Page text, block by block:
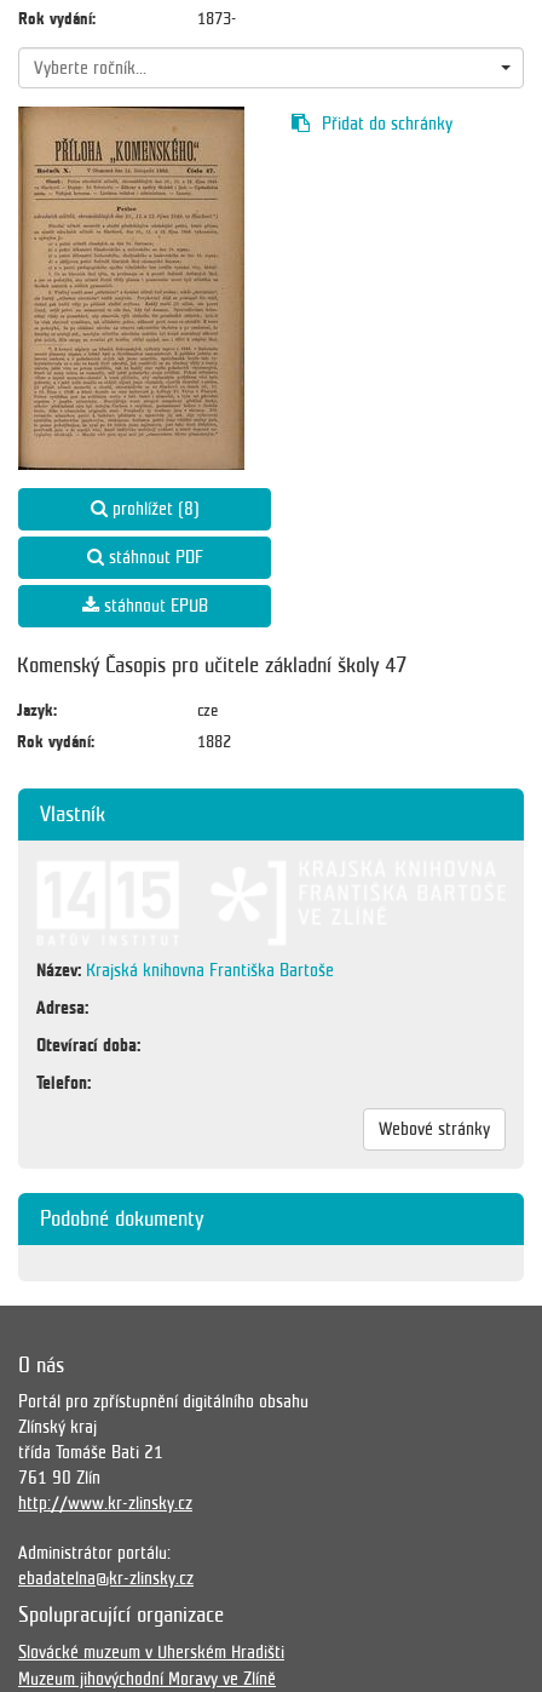
Rok vydání:
1873-
Vyberte ročník...
prohlížet (8)
stáhnout PDF
stáhnout EPUB
Přidat do schránky
Komenský Časopis pro učitele základní školy 47
Jazyk:
cze
Rok vydání:
1882
Vlastník
Název: Krajská knihovna Františka Bartoše
Adresa:
Otevírací doba:
Telefon:
Webové stránky
Podobné dokumenty
O nás
Portál pro zpřístupnění digitálního obsahu
Zlínský kraj
třída Tomáše Bati 21
761 90 Zlín
http://www.kr-zlinsky.cz
Administrátor portálu:
ebadatelna@kr-zlinsky.cz
Spolupracující organizace
Slovácké muzeum v Uherském Hradišti
Muzeum jihovýchodní Moravy ve Zlíně